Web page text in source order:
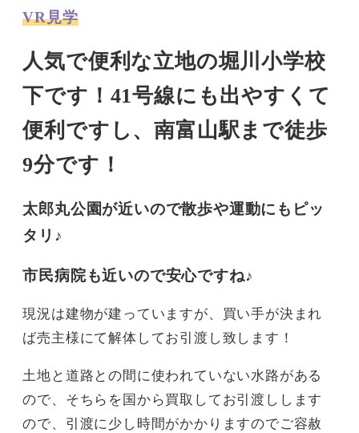
VR見学
人気で便利な立地の堀川小学校
下です！41号線にも出やすくて
便利ですし、南富山駅まで徒歩
9分です！
太郎丸公園が近いので散歩や運動にもピッ
タリ♪
市民病院も近いので安心ですね♪
現況は建物が建っていますが、買い手が決まれ
ば売主様にて解体してお引渡し致します！
土地と道路との間に使われていない水路がある
ので、そちらを国から買取してお引渡しします
ので、引渡に少し時間がかかりますのでご容赦